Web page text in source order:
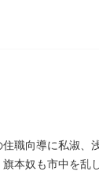
職向導に私淑
本奴も市中を乱